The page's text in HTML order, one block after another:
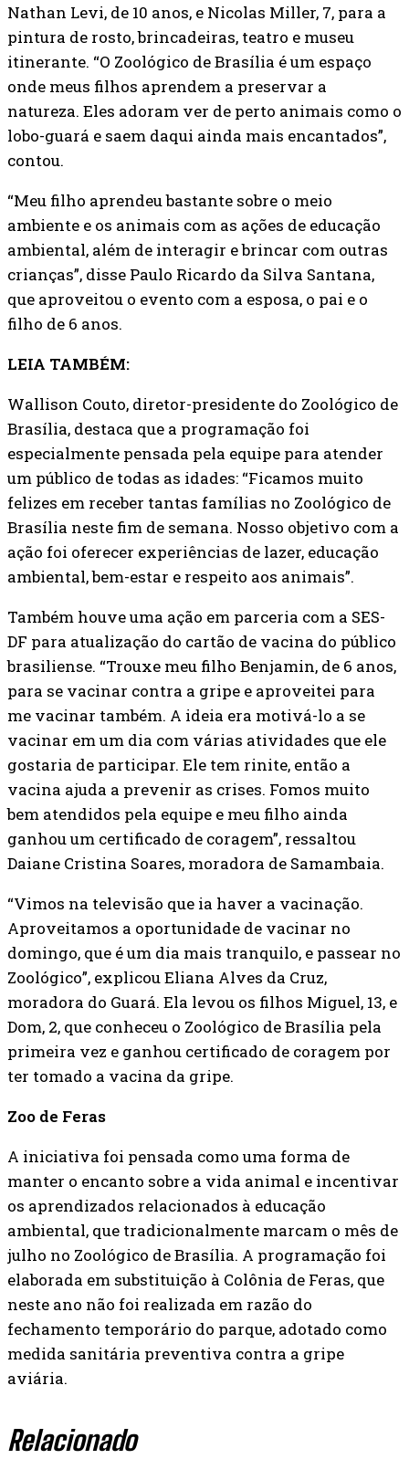
Nathan Levi, de 10 anos, e Nicolas Miller, 7, para a
pintura de rosto, brincadeiras, teatro e museu
itinerante. “O Zoológico de Brasília é um espaço
onde meus filhos aprendem a preservar a
natureza. Eles adoram ver de perto animais como o
lobo-guará e saem daqui ainda mais encantados”,
contou.
“Meu filho aprendeu bastante sobre o meio
ambiente e os animais com as ações de educação
ambiental, além de interagir e brincar com outras
crianças”, disse Paulo Ricardo da Silva Santana,
que aproveitou o evento com a esposa, o pai e o
filho de 6 anos.
LEIA TAMBÉM:
Wallison Couto, diretor-presidente do Zoológico de
Brasília, destaca que a programação foi
especialmente pensada pela equipe para atender
um público de todas as idades: “Ficamos muito
felizes em receber tantas famílias no Zoológico de
Brasília neste fim de semana. Nosso objetivo com a
ação foi oferecer experiências de lazer, educação
ambiental, bem-estar e respeito aos animais”.
Também houve uma ação em parceria com a SES-
DF para atualização do cartão de vacina do público
brasiliense. “Trouxe meu filho Benjamin, de 6 anos,
para se vacinar contra a gripe e aproveitei para
me vacinar também. A ideia era motivá-lo a se
vacinar em um dia com várias atividades que ele
gostaria de participar. Ele tem rinite, então a
vacina ajuda a prevenir as crises. Fomos muito
bem atendidos pela equipe e meu filho ainda
ganhou um certificado de coragem”, ressaltou
Daiane Cristina Soares, moradora de Samambaia.
“Vimos na televisão que ia haver a vacinação.
Aproveitamos a oportunidade de vacinar no
domingo, que é um dia mais tranquilo, e passear no
Zoológico”, explicou Eliana Alves da Cruz,
moradora do Guará. Ela levou os filhos Miguel, 13, e
Dom, 2, que conheceu o Zoológico de Brasília pela
primeira vez e ganhou certificado de coragem por
ter tomado a vacina da gripe.
Zoo de Feras
A iniciativa foi pensada como uma forma de
manter o encanto sobre a vida animal e incentivar
os aprendizados relacionados à educação
ambiental, que tradicionalmente marcam o mês de
julho no Zoológico de Brasília. A programação foi
elaborada em substituição à Colônia de Feras, que
neste ano não foi realizada em razão do
fechamento temporário do parque, adotado como
medida sanitária preventiva contra a gripe
aviária.
Relacionado